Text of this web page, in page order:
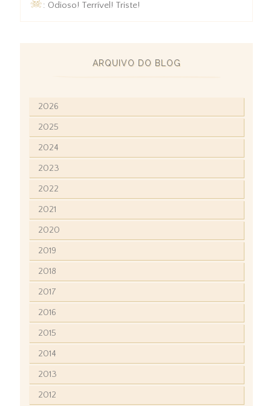
☠: Odioso! Terrível! Triste!
ARQUIVO DO BLOG
2026
2025
2024
2023
2022
2021
2020
2019
2018
2017
2016
2015
2014
2013
2012